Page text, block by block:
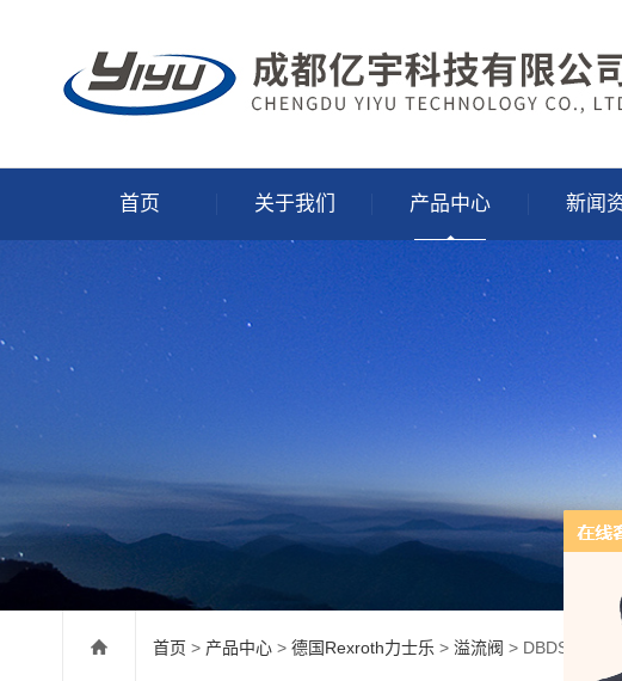
首页 关于我们 产品中心 新闻
首页 > 产品中心 > 德国Rexroth力士乐 > 溢流阀 >